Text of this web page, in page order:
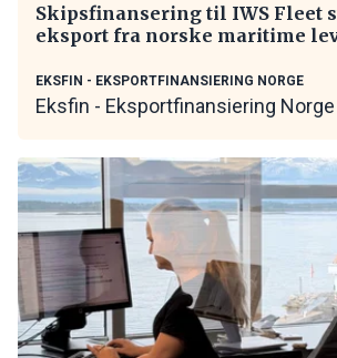
Skipsfinansering til IWS Fleet
eksport fra norske maritime
EKSFIN - EKSPORTFINANSIERING NORGE
Eksfin - Eksportfinansiering Norge